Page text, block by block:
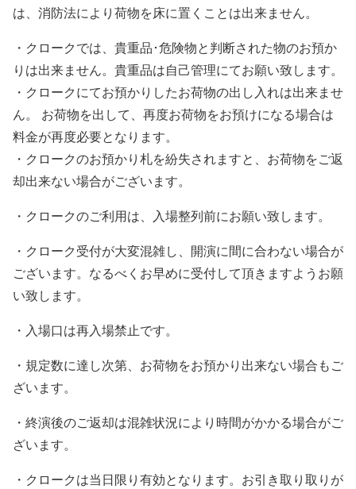
は、消防法により荷物を床に置くことは出来ません。
・クロークでは、貴重品･危険物と判断された物のお預か
りは出来ません。貴重品は自己管理にてお願い致します。
・クロークにてお預かりしたお荷物の出し入れは出来ませ
ん。 お荷物を出して、再度お荷物をお預けになる場合は
料金が再度必要となります。
・クロークのお預かり札を紛失されますと、お荷物をご返
却出来ない場合がございます。
・クロークのご利用は、入場整列前にお願い致します。
・クローク受付が大変混雑し、開演に間に合わない場合が
ございます。なるべくお早めに受付して頂きますようお願
い致します。
・入場口は再入場禁止です。
・規定数に達し次第、お荷物をお預かり出来ない場合もご
ざいます。
・終演後のご返却は混雑状況により時間がかかる場合がご
ざいます。
・クロークは当日限り有効となります。お引き取り取りが